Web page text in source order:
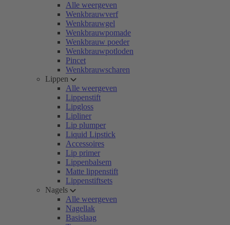
Alle weergeven
Wenkbrauwverf
Wenkbrauwgel
Wenkbrauwpomade
Wenkbrauw poeder
Wenkbrauwpotloden
Pincet
Wenkbrauwscharen
Lippen
Alle weergeven
Lippenstift
Lipgloss
Lipliner
Lip plumper
Liquid Lipstick
Accessoires
Lip primer
Lippenbalsem
Matte lippenstift
Lippenstiftsets
Nagels
Alle weergeven
Nagellak
Basislaag